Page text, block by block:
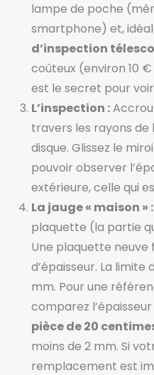
lampe de poche
smartphone) et,
d’inspection
coûteux (environ 10
est le secret pour
L’inspection :
travers les rayons de
disque. Glissez le
pouvoir observer
extérieure, celle qui
La jauge « maison » :
plaquette (la partie
Une plaquette neuve
d’épaisseur. La limite
mm. Pour une
comparez
pièce de 20
moins de 2 mm. Si
remplacement est